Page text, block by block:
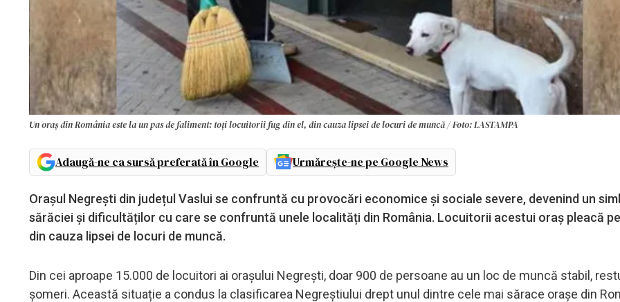
Un oraș din România este la un pas de faliment: toți locuitorii fug din el, din cauza lipsei de locuri de muncă / Foto: LASTAMPA
Adaugă-ne ca sursă preferată în Google Urmărește-ne pe Google News
Orașul Negrești din județul Vaslui se confruntă cu provocări economice și sociale severe, devenind un
sărăciei și dificultăților cu care se confruntă unele localități din România. Locuitorii acestui oraș pleacă
din cauza lipsei de locuri de muncă.
Din cei aproape 15.000 de locuitori ai orașului Negrești, doar 900 de persoane au un loc de muncă stabil,
șomeri. Această situație a condus la clasificarea Negreștiului drept unul dintre cele mai sărace orașe din